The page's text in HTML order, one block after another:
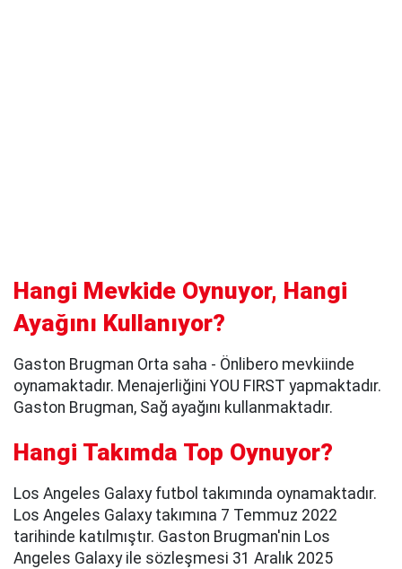
Hangi Mevkide Oynuyor, Hangi
Ayağını Kullanıyor?
Gaston Brugman Orta saha - Önlibero mevkiinde
oynamaktadır. Menajerliğini YOU FIRST yapmaktadır.
Gaston Brugman, Sağ ayağını kullanmaktadır.
Hangi Takımda Top Oynuyor?
Los Angeles Galaxy futbol takımında oynamaktadır.
Los Angeles Galaxy takımına 7 Temmuz 2022
tarihinde katılmıştır. Gaston Brugman'nin Los
Angeles Galaxy ile sözleşmesi 31 Aralık 2025